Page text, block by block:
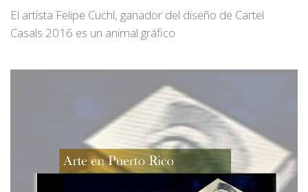
El artista Felipe Cuchí, ganador del diseño de Cartel
Casals 2016 es un animal gráfico